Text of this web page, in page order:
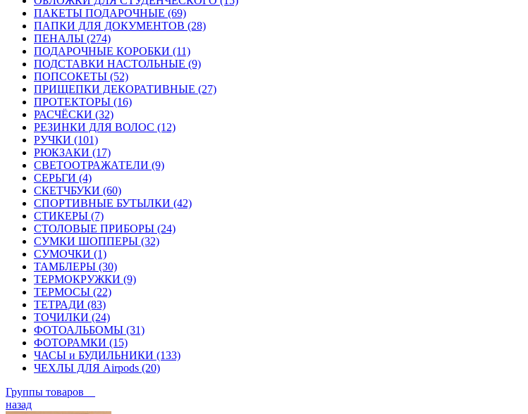
ПАКЕТЫ ПОДАРОЧНЫЕ (69)
ПАПКИ ДЛЯ ДОКУМЕНТОВ (28)
ПЕНАЛЫ (274)
ПОДАРОЧНЫЕ КОРОБКИ (11)
ПОДСТАВКИ НАСТОЛЬНЫЕ (9)
ПОПСОКЕТЫ (52)
ПРИЩЕПКИ ДЕКОРАТИВНЫЕ (27)
ПРОТЕКТОРЫ (16)
РАСЧЁСКИ (32)
РЕЗИНКИ ДЛЯ ВОЛОС (12)
РУЧКИ (101)
РЮКЗАКИ (17)
СВЕТООТРАЖАТЕЛИ (9)
СЕРЬГИ (4)
СКЕТЧБУКИ (60)
СПОРТИВНЫЕ БУТЫЛКИ (42)
СТИКЕРЫ (7)
СТОЛОВЫЕ ПРИБОРЫ (24)
СУМКИ ШОППЕРЫ (32)
СУМОЧКИ (1)
ТАМБЛЕРЫ (30)
ТЕРМОКРУЖКИ (9)
ТЕРМОСЫ (22)
ТЕТРАДИ (83)
ТОЧИЛКИ (24)
ФОТОАЛЬБОМЫ (31)
ФОТОРАМКИ (15)
ЧАСЫ и БУДИЛЬНИКИ (133)
ЧЕХЛЫ ДЛЯ Airpods (20)
Группы товаров
назад